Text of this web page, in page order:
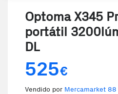
Optoma X345
portátil
DL
525€
Vendido por Mercamarket 88